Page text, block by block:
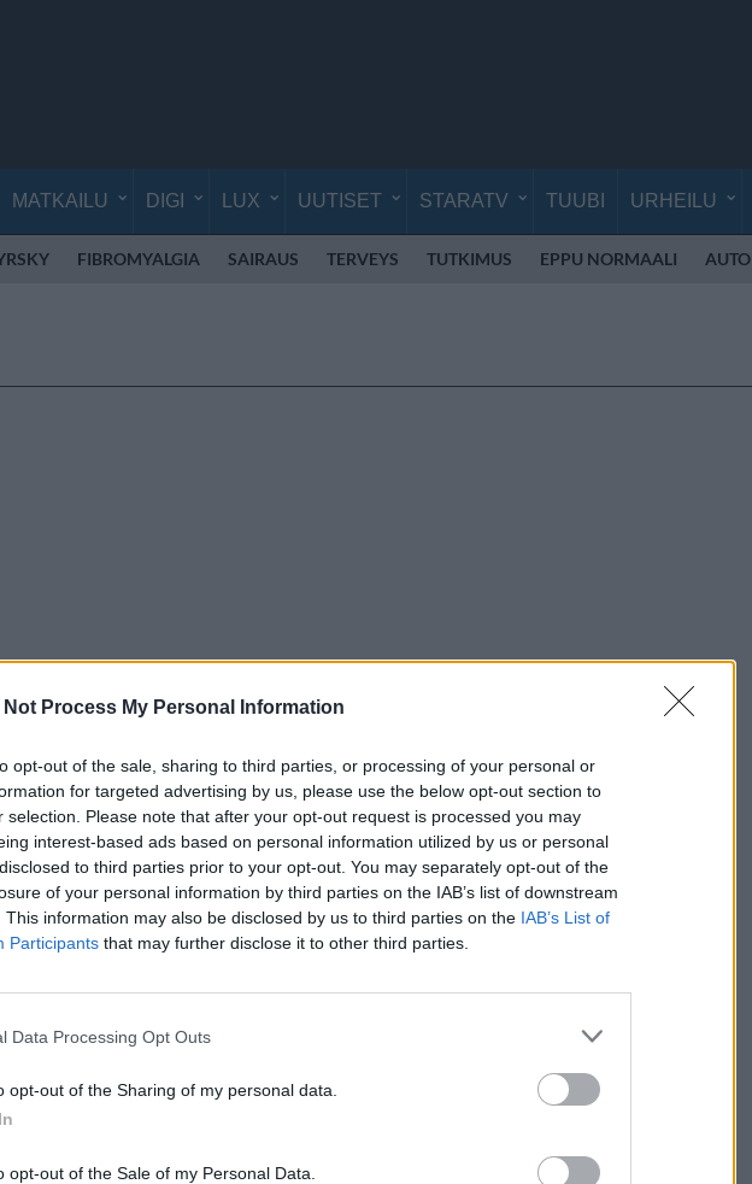
Not Process My Personal Information
opt-out of the sale, sharing to third parties, or processing of your personal or
for targeted advertising by us, please use the below opt-out section to
selection. Please note that after your opt-out request is processed you may
interest-based ads based on personal information utilized by us or personal
to third parties prior to your opt-out. You may separately opt-out of the
of your personal information by third parties on the IAB’s list of downstream
This information may also be disclosed by us to third parties on the IAB’s List of
Participants that may further disclose it to other third parties.
Data Processing Opt Outs
opt-out of the Sharing of my personal data.
opt-out of the Sale of my Personal Data.
MATKAILU DIGI LUX UUTISET STARATV TUUBI URHEILU
FIBROMYALGIA SAIRAUS TERVEYS TUTKIMUS EPPU NORMAALI AUTO